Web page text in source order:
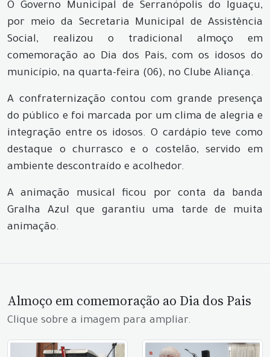
O Governo Municipal de Serranópolis do Iguaçu,
por meio da Secretaria Municipal de Assistência
Social, realizou o tradicional almoço em
comemoração ao Dia dos Pais, com os idosos do
município, na quarta-feira (06), no Clube Aliança.
A confraternização contou com grande presença
do público e foi marcada por um clima de alegria e
integração entre os idosos. O cardápio teve como
destaque o churrasco e o costelão, servido em
ambiente descontraído e acolhedor.
A animação musical ficou por conta da banda
Gralha Azul que garantiu uma tarde de muita
animação.
Almoço em comemoração ao Dia dos Pais
Clique sobre a imagem para ampliar.